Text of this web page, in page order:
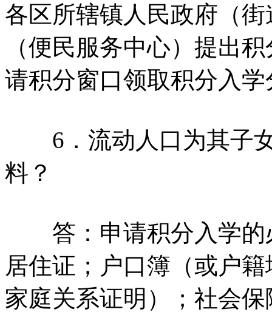
各区所辖镇人民政府（
（便民服务中心）提出
请积分窗口领取积分入
6．流动人口为其子女
料？
答：申请积分入学的
居住证；户口簿（或户
家庭关系证明）；社会